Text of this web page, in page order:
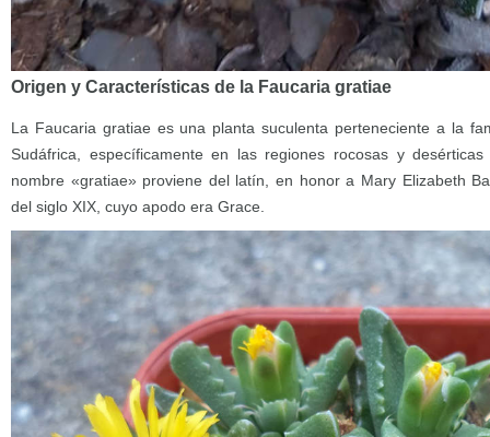
Origen y Características de la Faucaria gratiae
La Faucaria gratiae es una planta suculenta perteneciente a la
Sudáfrica, específicamente en las regiones rocosas y
nombre «gratiae» proviene del latín, en honor a Mary Elizabeth
del siglo XIX, cuyo apodo era Grace.